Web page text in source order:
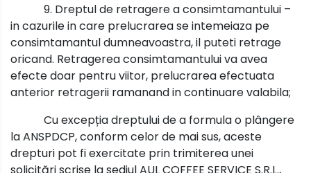
9. Dreptul de retragere a consimtamantului –
in cazurile in care prelucrarea se intemeiaza pe
consimtamantul dumneavoastra, il puteti retrage
oricand. Retragerea consimtamantului va avea
efecte doar pentru viitor, prelucrarea efectuata
anterior retragerii ramanand in continuare valabila;
Cu excepția dreptului de a formula o plângere
la ANSPDCP, conform celor de mai sus, aceste
drepturi pot fi exercitate prin trimiterea unei
solicitări scrise la sediul AUL COFFEE SERVICE S.R.L.,